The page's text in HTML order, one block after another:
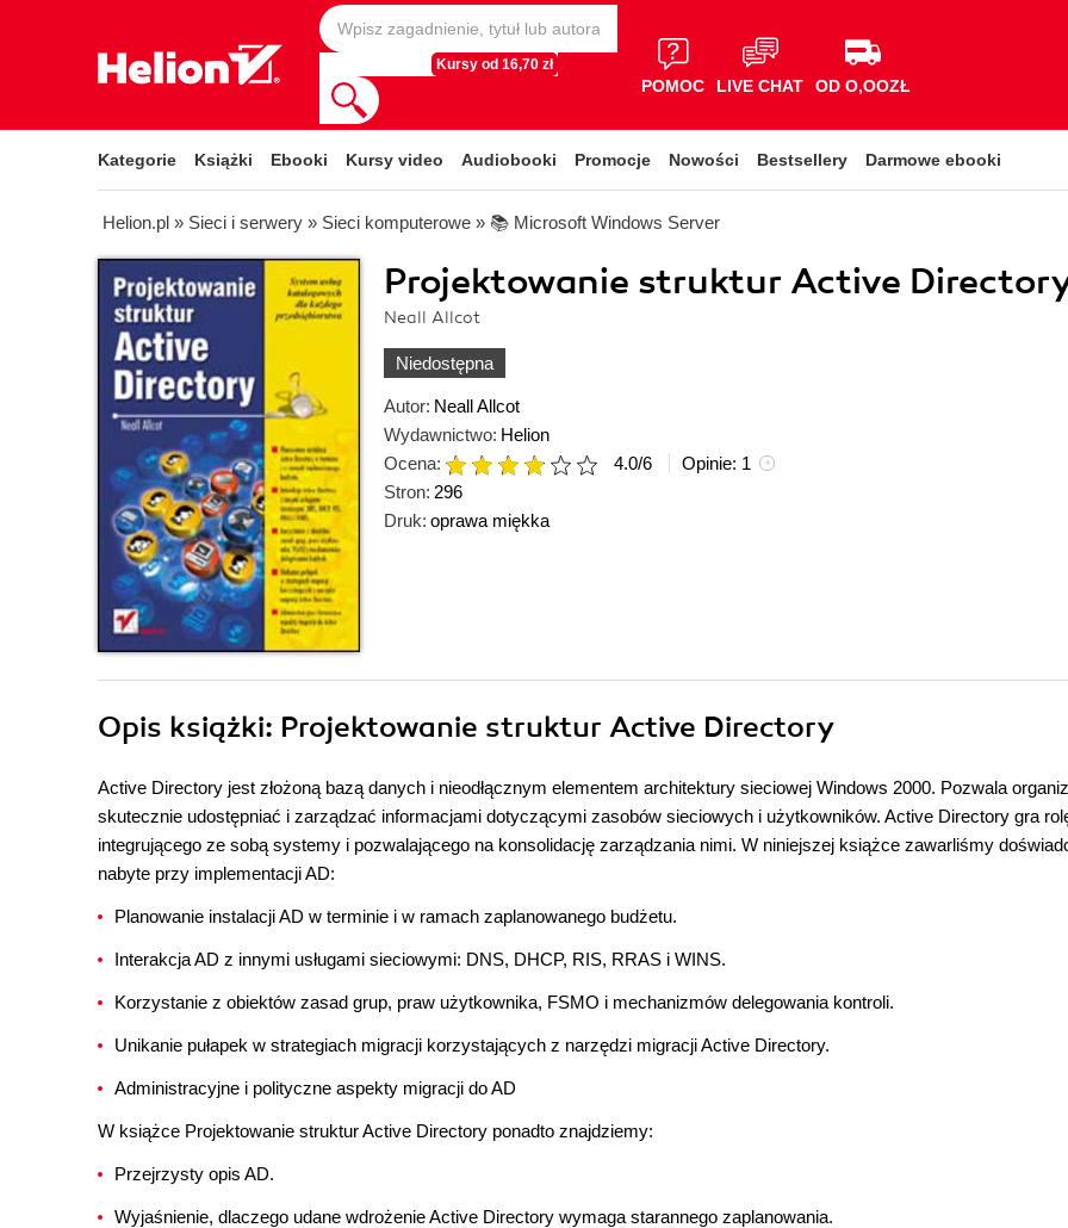
Kursy od 16,70 zł
POMOC LIVE CHAT OD O,OOZŁ
Kategorie Książki Ebooki Kursy video Audiobooki Promocje Nowości Bestsellery Darmowe ebooki
Helion.pl » Sieci i serwery » Sieci komputerowe » 📚 Microsoft Windows Server
Projektowanie struktur Active
Neall Allcot
Niedostępna
Autor: Neall Allcot
Wydawnictwo: Helion
Ocena:
4.0/6 Opinie: 1
Stron: 296
Druk: oprawa miękka
Opis książki: Projektowanie struktur Active Directory
Active Directory jest złożoną bazą danych i nieodłącznym elementem architektury sieciowej Windows 2000. Pozwala
skutecznie udostępniać i zarządzać informacjami dotyczącymi zasobów sieciowych i użytkowników. Active Directory gra
integrującego ze sobą systemy i pozwalającego na konsolidację zarządzania nimi. W niniejszej książce zawarliśmy
nabyte przy implementacji AD:
Planowanie instalacji AD w terminie i w ramach zaplanowanego budżetu.
Interakcja AD z innymi usługami sieciowymi: DNS, DHCP, RIS, RRAS i WINS.
Korzystanie z obiektów zasad grup, praw użytkownika, FSMO i mechanizmów delegowania kontroli.
Unikanie pułapek w strategiach migracji korzystających z narzędzi migracji Active Directory.
Administracyjne i polityczne aspekty migracji do AD
W książce Projektowanie struktur Active Directory ponadto znajdziemy:
Przejrzysty opis AD.
Wyjaśnienie, dlaczego udane wdrożenie Active Directory wymaga starannego zaplanowania.